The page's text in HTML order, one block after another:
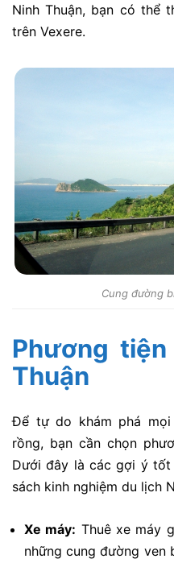
Ninh Thuận, bạn có thể
trên Vexere.
Cung đường
Phương
Thuận
Để tự do khám phá
rồng, bạn cần chọn
Dưới đây là các gợi ý tốt
sách kinh nghiệm du lịch
Xe máy: Thuê xe máy
những cung đường ven